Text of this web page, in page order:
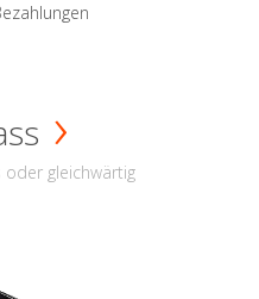
oder gleichwärtig